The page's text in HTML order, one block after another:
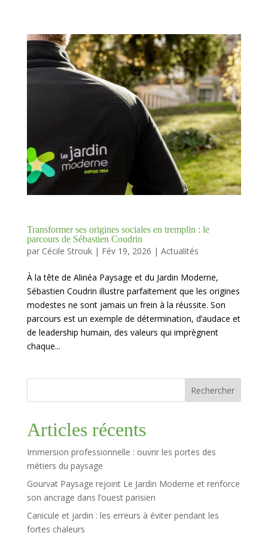
Transformer ses origines sociales en tremplin : le
parcours de Sébastien Coudrin
par Cécile Strouk| Fév 19, 2026 | Actualités
À la tête de Alinéa Paysage et du Jardin Moderne,
Sébastien Coudrin illustre parfaitement que les origines
modestes ne sont jamais un frein à la réussite. Son
parcours est un exemple de détermination, d’audace et
de leadership humain, des valeurs qui imprègnent
chaque...
Rechercher
Articles récents
Immersion professionnelle : ouvrir les portes des
métiers du paysage
Gourvat Paysage rejoint Le Jardin Moderne et renforce
son ancrage dans l’ouest parisien
Canicule et jardin : les erreurs à éviter pendant les
fortes chaleurs